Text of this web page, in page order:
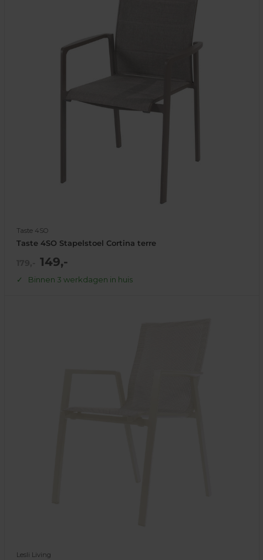
Taste 4SO
Taste 4SO Stapelstoel Cortina terre
NormaleActie
prijs
149,-
Binnen 3 werkdagen in huis
Lesli Living